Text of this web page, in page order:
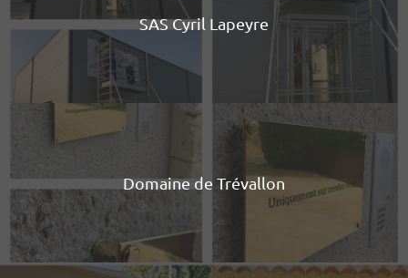
SAS Cyril Lapeyre
Domaine de Trévallon